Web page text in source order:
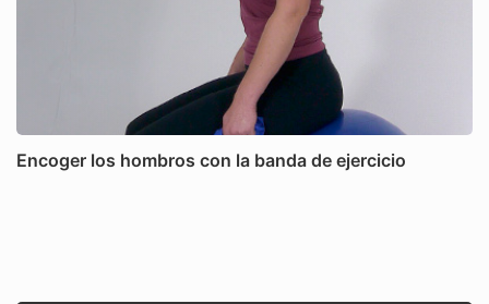
Encoger los hombros con la banda de ejercicio